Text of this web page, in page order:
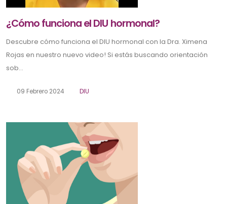
¿Cómo funciona el DIU hormonal?
Descubre cómo funciona el DIU hormonal con la Dra. Ximena
Rojas en nuestro nuevo video! Si estás buscando orientación
sob...
09 Febrero 2024 DIU